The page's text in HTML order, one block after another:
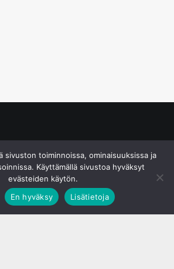
sivuston toiminnoissa, ominaisuuksissa ja
Käyttämällä sivustoa hyväksyt
evästeiden käytön.
En hyväksy Lisätietoja